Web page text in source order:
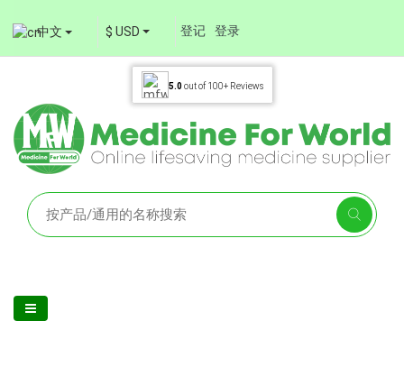
中文 $ USD 登记 登录
5.0out of 100+ Reviews